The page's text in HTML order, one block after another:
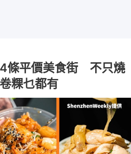
條平價美食街 不只燒
粿乜都有